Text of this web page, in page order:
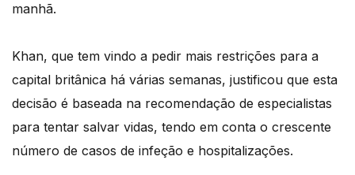
manhã.
Khan, que tem vindo a pedir mais restrições para a
capital britânica há várias semanas, justificou que esta
decisão é baseada na recomendação de especialistas
para tentar salvar vidas, tendo em conta o crescente
número de casos de infeção e hospitalizações.